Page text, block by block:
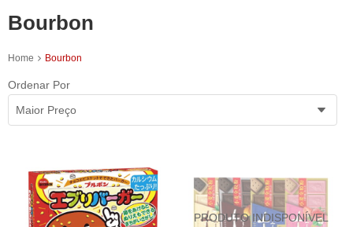
Bourbon
Home Bourbon
Ordenar Por
Maior Preço